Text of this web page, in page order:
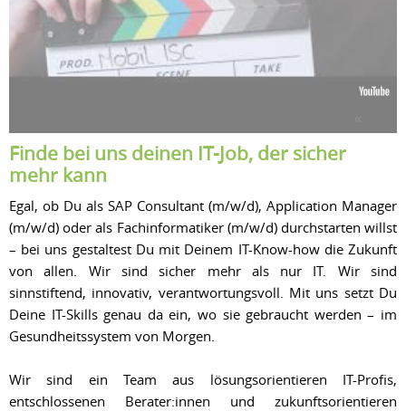
Finde bei uns deinen IT-Job, der sicher
mehr kann
Egal, ob Du als SAP Consultant (m/w/d), Application Manager
(m/w/d) oder als Fachinformatiker (m/w/d) durchstarten willst
– bei uns gestaltest Du mit Deinem IT-Know-how die Zukunft
von allen. Wir sind sicher mehr als nur IT. Wir sind
sinnstiftend, innovativ, verantwortungsvoll. Mit uns setzt Du
Deine IT-Skills genau da ein, wo sie gebraucht werden – im
Gesundheitssystem von Morgen.
Wir sind ein Team aus lösungsorientieren IT-Profis,
entschlossenen Berater:innen und zukunftsorientieren